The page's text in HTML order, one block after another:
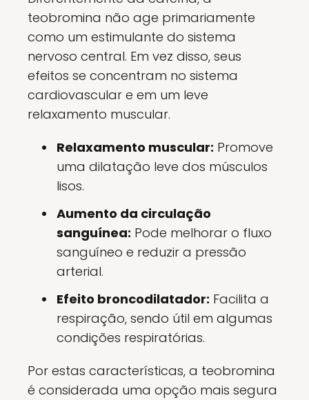
teobromina não age primariamente
como um estimulante do sistema
nervoso central. Em vez disso, seus
efeitos se concentram no sistema
cardiovascular e em um leve
relaxamento muscular.
Relaxamento muscular: Promove
uma dilatação leve dos músculos
lisos.
Aumento da circulação
sanguínea: Pode melhorar o fluxo
sanguíneo e reduzir a pressão
arterial.
Efeito broncodilatador: Facilita a
respiração, sendo útil em algumas
condições respiratórias.
Por estas características, a teobromina
é considerada uma opção mais segura